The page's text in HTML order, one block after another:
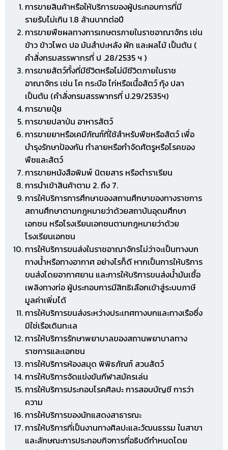
การขายสินค้าหรือให้บริการของผู้ประกอบการที่มี
รายรับไม่เกิน 1.8 ล้านบาทต่อปี
การขายพืชผลทางการเกษตรภายในราชอาณาจักร เช่น
ข้าว ข้าวโพด ปอ มันสำปะหลัง ผัก และผลไม้ เป็นต้น (
คำสั่งกรมสรรพากรที่ ป .28/2535 ฯ )
การขายสัตว์ทั้งที่มีชีวิตหรือไม่มีชีวิตภายในราช
อาณาจักร เช่น โค กระบือ ไก่หรือเนื้อสัตว์ กุ้ง ปลา
เป็นต้น (คำสั่งกรมสรรพากรที่ ป.29/2535ฯ)
การขายปุ๋ย
การขายปลาป่น อาหารสัตว์
การขายยาหรือเคมีภัณฑ์ที่ใช้สำหรับพืชหรือสัตว์ เพื่อ
บำรุงรักษาป้องกัน ทำลายหรือกำจัดศัตรูหรือโรคของ
พืชและสัตว์
การขายหนังสือพิมพ์ นิตยสาร หรือตำราเรียน
การนำเข้าสินค้าตาม 2. ถึง 7.
การให้บริการการศึกษาของสถานศึกษาของทางราชการ
สถานศึกษาตามกฎหมายว่าด้วยสถาบันอุดมศึกษา
เอกชน หรือโรงเรียนเอกชนตามกฎหมายว่าด้วย
โรงเรียนเอกชน
การให้บริการขนส่งในราชอาณาจักรไม่ว่าจะเป็นทางบก
ทางน้ำหรือทางอากาศ อย่างไรก็ดี หากเป็นการให้บริการ
ขนส่งโดยอากาศยาน และการให้บริการขนส่งน้ำมันเชื้อ
เพลิงทางท่อ ผู้ประกอบการมีสิทธิเลือกเข้าสู่ระบบภาษี
มูลค่าเพิ่มได้
การให้บริการขนส่งระหว่างประเทศทางบกและทางเรือซึ่ง
มิใช่เรือเดินทะเล
การให้บริการรักษาพยาบาลของสถานพยาบาลทาง
ราชการและเอกชน
การให้บริการห้องสมุด พิพิธภัณฑ์ สวนสัตว์
การให้บริการจัดแข่งขันกีฬาสมัครเล่น
การให้บริการประกอบโรคศิลปะ การสอบบัญชี การว่า
ความ
การให้บริการของนักแสดงสาธารณะ
การให้บริการที่เป็นงานทางศิลปะและวัฒนธรรม ในสาขา
และลักษณะการประกอบกิจการที่อธิบดีกำหนดโดย